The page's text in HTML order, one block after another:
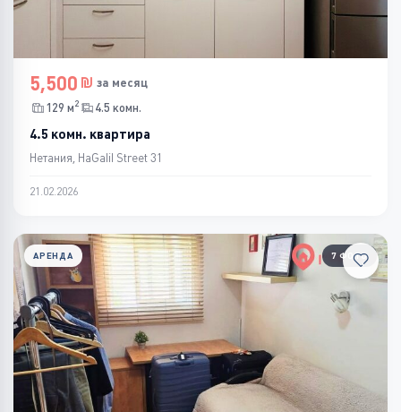
5,500
за месяц
129 м2 4.5 комн.
4.5 комн. квартира
Нетания, HaGalil Street 31
21.02.2026
7 ФОТО
АРЕНДА